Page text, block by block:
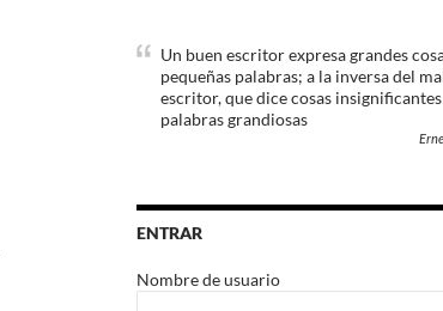
Un buen escritor expresa grandes
pequeñas palabras; a la inversa del
escritor, que dice cosas
palabras grandiosas
ENTRAR
Nombre de usuario